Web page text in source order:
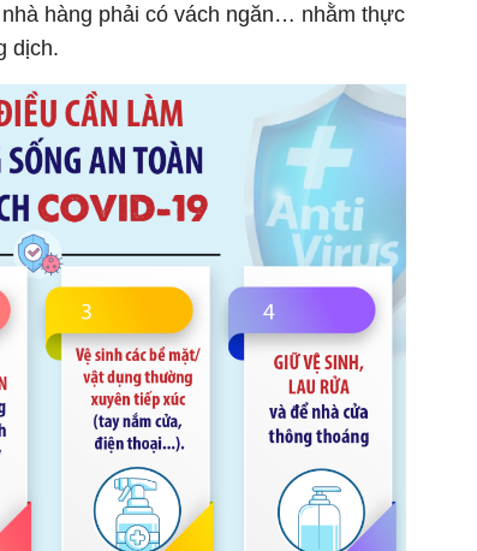
hàng phải có vách ngăn… nhằm thực
dịch.